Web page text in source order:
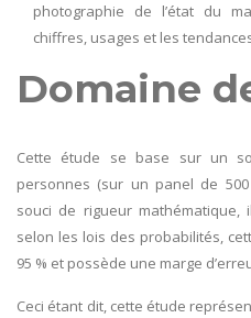
photographie de l’état du
chiffres, usages et les
Domaine
Cette étude se base sur un
personnes (sur un panel de
souci de rigueur
selon les lois des probabilités,
95 % et possède une marge
Ceci étant dit, cette étude